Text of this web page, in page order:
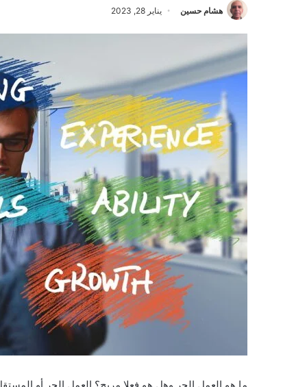
هشام حسين يناير 28, 2023